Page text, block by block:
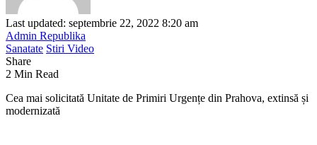
Last updated: septembrie 22, 2022 8:20 am
Admin Republika
Sanatate Stiri Video
Share
2 Min Read
Cea mai solicitată Unitate de Primiri Urgențe din Prahova, extinsă și
modernizată